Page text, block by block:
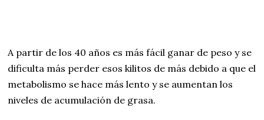
A partir de los 40 años es más fácil ganar de peso y se
dificulta más perder esos kilitos de más debido a que el
metabolismo se hace más lento y se aumentan los
niveles de acumulación de grasa.